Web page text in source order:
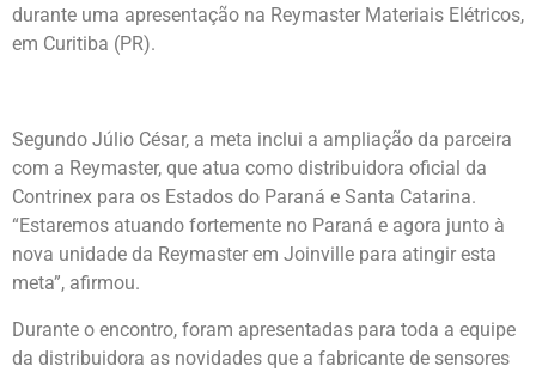
durante uma apresentação na Reymaster Materiais Elétricos,
em Curitiba (PR).
Segundo Júlio César, a meta inclui a ampliação da parceira
com a Reymaster, que atua como distribuidora oficial da
Contrinex para os Estados do Paraná e Santa Catarina.
“Estaremos atuando fortemente no Paraná e agora junto à
nova unidade da Reymaster em Joinville para atingir esta
meta”, afirmou.
Durante o encontro, foram apresentadas para toda a equipe
da distribuidora as novidades que a fabricante de sensores